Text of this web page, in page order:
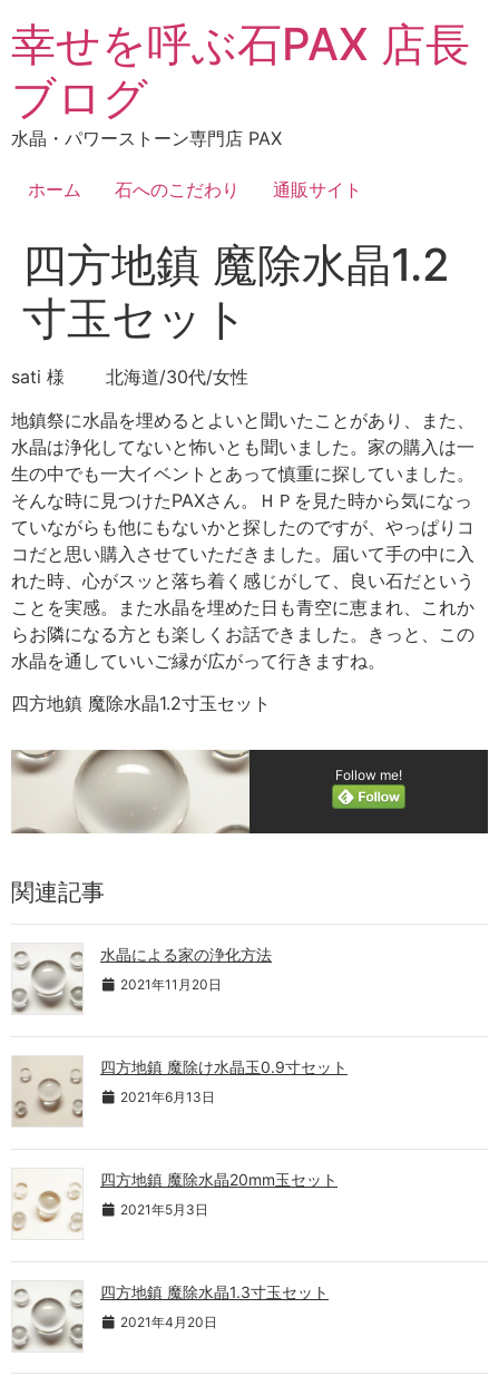
ン
ン
に
幸せを呼ぶ石PAX 店長
ブログ
水晶・パワーストーン専門店 PAX
ホーム 石へのこだわり 通販サイト
四方地鎮 魔除水晶1.2
寸玉セット
sati 様 北海道/30代/女性
地鎮祭に水晶を埋めるとよいと聞いたことがあり、また、
水晶は浄化してないと怖いとも聞いました。家の購入は一
生の中でも一大イベントとあって慎重に探していました。
そんな時に見つけたPAXさん。ＨＰを見た時から気になっ
ていながらも他にもないかと探したのですが、やっぱりコ
コだと思い購入させていただきました。届いて手の中に入
れた時、心がスッと落ち着く感じがして、良い石だという
ことを実感。また水晶を埋めた日も青空に恵まれ、これか
らお隣になる方とも楽しくお話できました。きっと、この
水晶を通していいご縁が広がって行きますね。
四方地鎮 魔除水晶1.2寸玉セット
Follow me!
関連記事
水晶による家の浄化方法
2021年11月20日
四方地鎮 魔除け水晶玉0.9寸セット
2021年6月13日
四方地鎮 魔除水晶20mm玉セット
2021年5月3日
四方地鎮 魔除水晶1.3寸玉セット
2021年4月20日